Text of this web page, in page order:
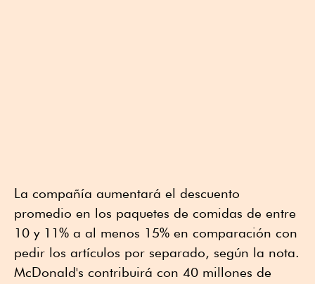
La compañía aumentará el descuento
promedio en los paquetes de comidas de entre
10 y 11% a al menos 15% en comparación con
pedir los artículos por separado, según la nota.
McDonald's contribuirá con 40 millones de